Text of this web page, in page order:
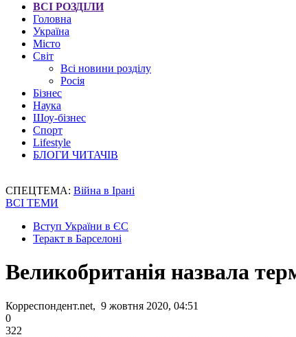
ВСІ РОЗДІЛИ
Головна
Україна
Місто
Світ
Всі новини розділу
Росія
Бізнес
Наука
Шоу-бізнес
Спорт
Lifestyle
БЛОГИ ЧИТАЧІВ
СПЕЦТЕМА: Війна в Ірані
ВСІ ТЕМИ
Вступ України в ЄС
Теракт в Барселоні
Великобританія назвала
Корреспондент.net, 9 жовтня 2020, 04:51
0
322